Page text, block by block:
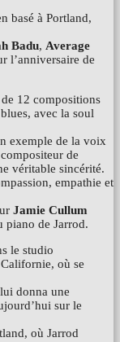
basé à Portland,
Badu, Average
l’anniversaire de
12 compositions
avec la soul
exemple de la voix
de
véritable sincérité.
empathie et
Jamie Cullum
piano de Jarrod.
le studio
où se
donna une
sur le
où Jarrod